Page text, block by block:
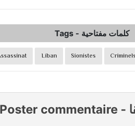
Tags- كلمات مفتاحية
Liban Sionistes Criminels
Poster commentaire -